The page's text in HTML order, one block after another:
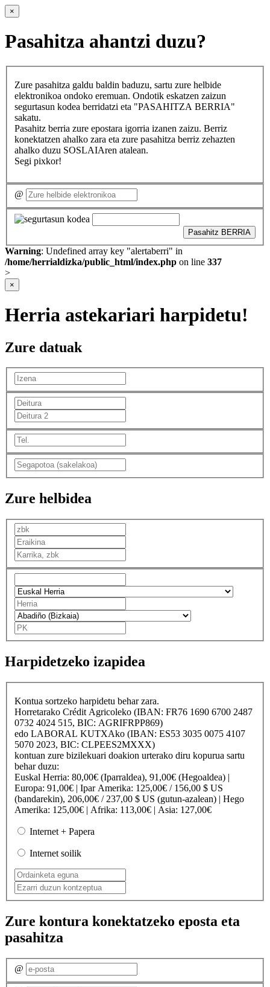
×
Pasahitza ahantzi duzu?
Zure pasahitza galdu baldin baduzu, sartu zure helbide
elektronikoa ondoko eremuan. Ondotik eskatzen zaizun
segurtasun kodea berridatzi eta "PASAHITZA BERRIA"
sakatu.
Pasahitz berria zure epostara igorria izanen zaizu. Berriz
konektatzen ahalko zara eta zure pasahitza berriz zehazten
ahalko duzu SOSLAIAren atalean.
Segi pixkor!
@
Pasahitz BERRIA
Warning: Undefined array key "alertaberri" in
/home/herrialdizka/public_html/index.php on line 337
>
×
Herria astekariari harpidetu!
Zure datuak
Zure helbidea
Harpidetzeko izapidea
Kontua sortzeko harpidetu behar zara.
Horretarako Crédit Agricoleko (IBAN: FR76 1690 6700 2487
0732 4024 515, BIC: AGRIFRPP869)
edo LABORAL KUTXAko (IBAN: ES53 3035 0075 4107
5070 2023, BIC: CLPEES2MXXX)
kontuan zure bizilekuari doakion urterako diru kopurua sartu
behar duzu:
Euskal Herria: 80,00€ (Iparraldea), 91,00€ (Hegoaldea) |
Europa: 91,00€ | Ipar Amerika: 125,00€ / 156,00 $ US
(bandarekin), 206,00€ / 237,00 $ US (gutun-azalean) | Hego
Amerika: 125,00€ | Afrika: 113,00€ | Asia: 127,00€
Internet + Papera
Internet soilik
Zure kontura konektatzeko eposta eta
pasahitza
@